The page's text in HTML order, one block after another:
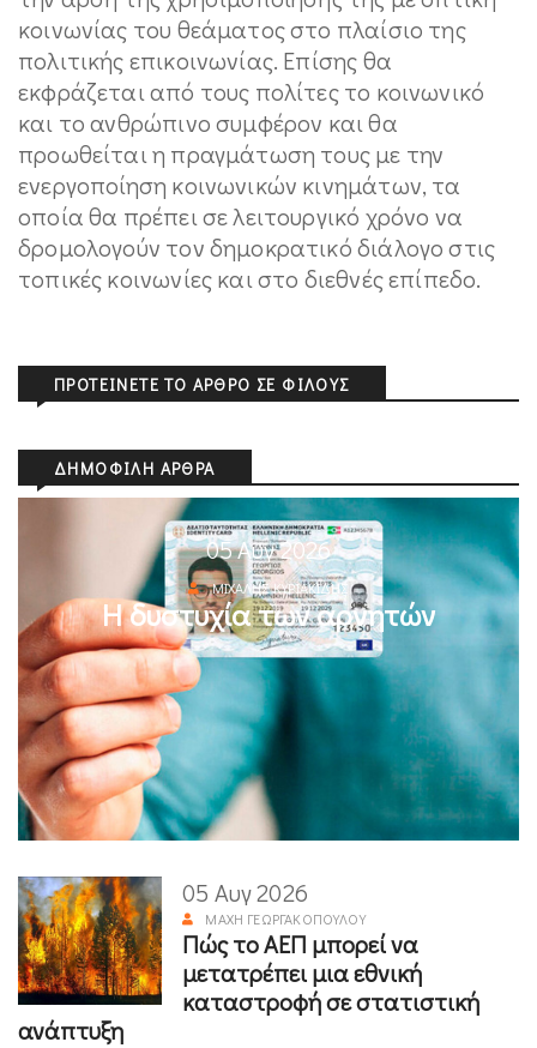
κοινωνίας του θεάματος στο πλαίσιο της
πολιτικής επικοινωνίας. Επίσης θα
εκφράζεται από τους πολίτες το κοινωνικό
και το ανθρώπινο συμφέρον και θα
προωθείται η πραγμάτωση τους με την
ενεργοποίηση κοινωνικών κινημάτων, τα
οποία θα πρέπει σε λειτουργικό χρόνο να
δρομολογούν τον δημοκρατικό διάλογο στις
τοπικές κοινωνίες και στο διεθνές επίπεδο.
ΠΡΟΤΕΊΝΕΤΕ ΤΟ ΆΡΘΡΟ ΣΕ ΦΊΛΟΥΣ
ΔΗΜΟΦΙΛΉ ΆΡΘΡΑ
05 Αυγ 2026
ΜΙΧΆΛΗΣ ΚΥΡΙΑΚΊΔΗΣ
Η δυστυχία των αρνητών
05 Αυγ 2026
ΜΆΧΗ ΓΕΩΡΓΑΚΟΠΟΎΛΟΥ
Πώς το ΑΕΠ μπορεί να
μετατρέπει μια εθνική
καταστροφή σε στατιστική
ανάπτυξη